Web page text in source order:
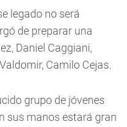
legado no será
de preparar una
Daniel Caggiani,
Camilo Cejas.
grupo de jóvenes
sus manos estará gran